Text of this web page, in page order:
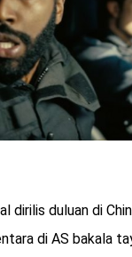
dirilis duluan di
di AS bakala